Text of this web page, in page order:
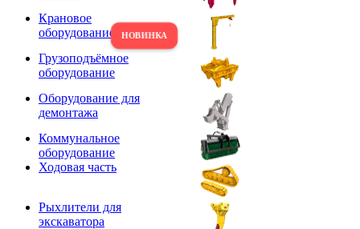
Крановое
оборудование
Грузоподъёмное
оборудование
Оборудование для
демонтажа
Коммунальное
оборудование
Ходовая часть
Рыхлители для
экскаватора